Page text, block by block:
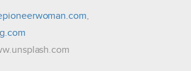
,